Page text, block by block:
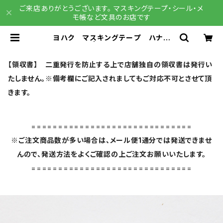
ご来店ありがとうございます。 マスキングテープ・シール・メ
モ帳など文具のお店です
ヨハク マスキングテープ ハナゾ
【領収書】 二重発行を防止する上で店舗独自の領収書は発行い
たしません。※備考欄にご記入されましてもご対応不可とさせて頂
きます。
==============================
※ご注文商品数が多い場合は、メール便1通分では発送できませ
んので、発送方法をよくご確認の上ご注文お願いいたします。
==============================